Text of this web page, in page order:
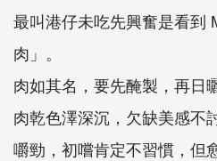
最叫港仔未吃先興奮是看到
肉」。
肉如其名，要先醃製，再日
肉乾色澤深沉，欠缺美感不
嚼勁，初嚐肯定不習慣，但